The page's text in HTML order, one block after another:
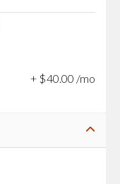
+ $40.00 /mo